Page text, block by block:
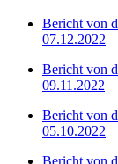
Bericht von
07.12.2022
Bericht von
09.11.2022
Bericht von
05.10.2022
Bericht von